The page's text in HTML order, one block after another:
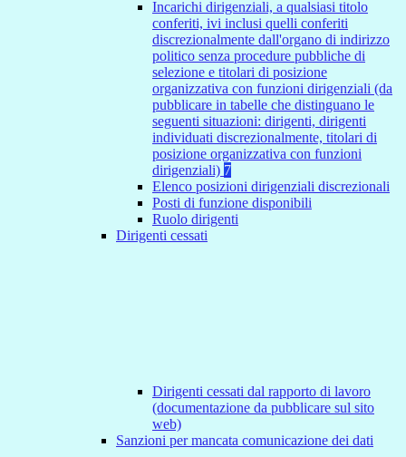
Incarichi dirigenziali, a qualsiasi titolo
conferiti, ivi inclusi quelli conferiti
discrezionalmente dall'organo di indirizzo
politico senza procedure pubbliche di
selezione e titolari di posizione
organizzativa con funzioni dirigenziali (da
pubblicare in tabelle che distinguano le
seguenti situazioni: dirigenti, dirigenti
individuati discrezionalmente, titolari di
posizione organizzativa con funzioni
dirigenziali) 7
Elenco posizioni dirigenziali discrezionali
Posti di funzione disponibili
Ruolo dirigenti
Dirigenti cessati
Dirigenti cessati dal rapporto di lavoro
(documentazione da pubblicare sul sito
web)
Sanzioni per mancata comunicazione dei dati